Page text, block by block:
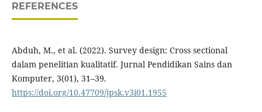
REFERENCES
Abduh, M., et al. (2022). Survey design: Cross sectional
dalam penelitian kualitatif. Jurnal Pendidikan Sains dan
Komputer, 3(01), 31–39.
https://doi.org/10.47709/jpsk.v3i01.1955